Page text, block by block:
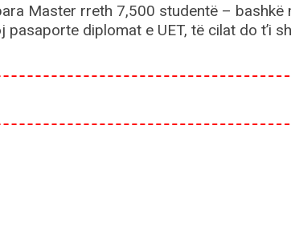
Master rreth 7,500 studentë – bashkë
diplomat e UET, të cilat do t’i